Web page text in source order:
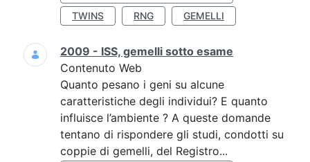
TWINS
RNG GEMELLI
2009 - ISS, gemelli sotto esame
Contenuto Web
Quanto pesano i geni su alcune
caratteristiche degli individui? E quanto
influisce l’ambiente ? A queste domande
tentano di rispondere gli studi, condotti su
coppie di gemelli, del Registro...